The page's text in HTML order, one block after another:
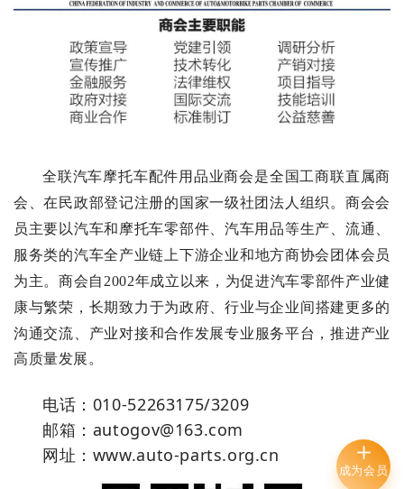
全联汽车摩托车配件用品业商会是全国工商联直属商
会
、在民政部登记注册的国家一级社团法 人 组织 。 商会会
员主要 以汽车和摩托车零部件、汽车用品等生产 流通
服务类的汽车全产业链 上下游企业和地方商协会 团 体会 员
为主。商会自 2002年成立以来 ， 为促进汽车零部件产业健
康与繁荣，长期致力于为政府 、行业与企业间搭建更多的
沟通交流、产业对接和合作发展专业服务平台，推进产业
高质量发展。
电话：010-52263175/3209
邮箱：autogov@163.com
网址：www.auto-parts.org.cn
成为会员